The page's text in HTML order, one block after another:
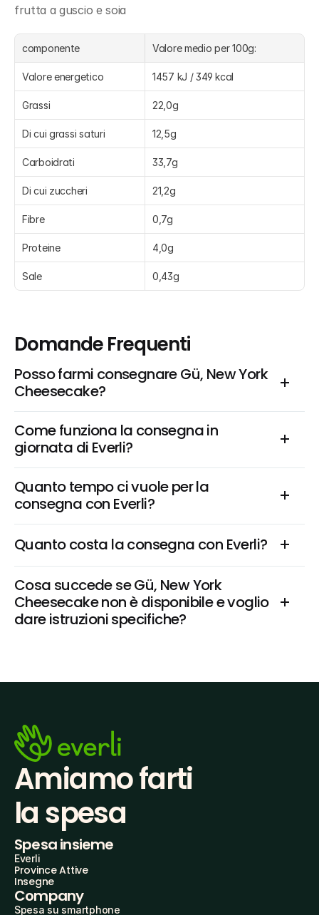
frutta a guscio e soia
componente Valore medio per 100g:
Valore energetico 1457 kJ / 349 kcal
Grassi 22,0g
Di cui grassi saturi 12,5g
Carboidrati 33,7g
Di cui zuccheri 21,2g
Fibre 0,7g
Proteine 4,0g
Sale 0,43g
Domande Frequenti
Posso farmi consegnare Gü, New York
Cheesecake?
Come funziona la consegna in
giornata di Everli?
Quanto tempo ci vuole per la
consegna con Everli?
Quanto costa la consegna con Everli?
Cosa succede se Gü, New York
Cheesecake non è disponibile e voglio
dare istruzioni specifiche?
Amiamo farti
la spesa
Spesa insieme
Everli
Province Attive
Insegne
Company
Spesa su smartphone